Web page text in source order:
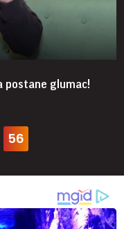
postane glumac!
56